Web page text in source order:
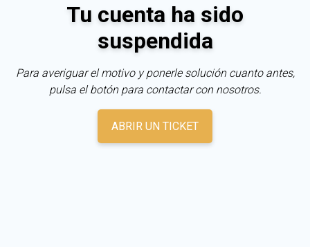
Tu cuenta ha sido
suspendida
Para averiguar el motivo y ponerle solución cuanto antes,
pulsa el botón para contactar con nosotros.
ABRIR UN TICKET